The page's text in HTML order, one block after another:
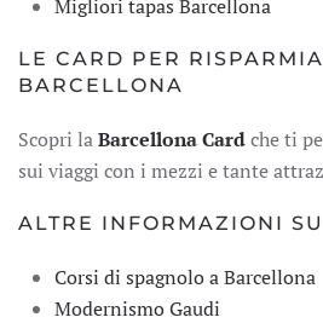
Migliori tapas Barcellona
LE CARD PER
BARCELLONA
Scopri laBarcellona Cardche ti
sui viaggi con i mezzi e tante
ALTRE INFORMAZIONI
Corsi di spagnolo a Barcellona
Modernismo Gaudi